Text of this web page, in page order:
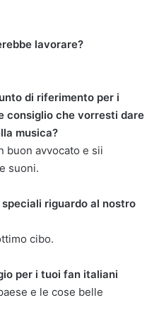
lavorare?
di riferimento per i
consiglio che vorresti dare
musica?
buon avvocato e sii
suoni.
riguardo al nostro
cibo.
per i tuoi fan italiani
e le cose belle